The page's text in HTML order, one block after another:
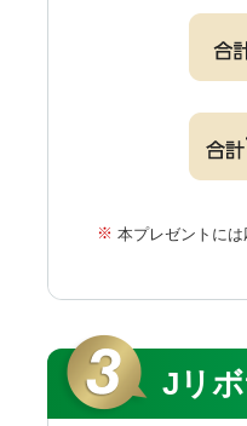
※ 本プレゼントに
Jリ